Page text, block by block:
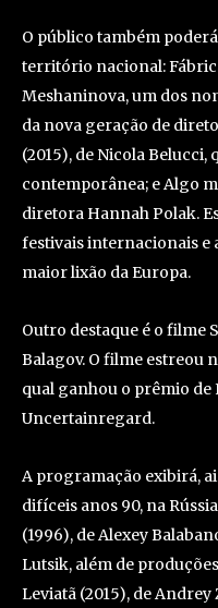
O público também
território nacional:
Meshaninova, um dos
da nova geração de
(2015), de Nicola Belucci,
contemporânea; e Algo
diretora Hannah Polak.
festivais internacionais e
maior lixão da Europa.
Outro destaque é o filme
Balagov. O filme estreou
qual ganhou o prêmio de
Uncertainregard.
A programação exibirá,
difíceis anos 90, na
(1996), de Alexey
Lutsik, além de
Leviatã (2015), de Andrey